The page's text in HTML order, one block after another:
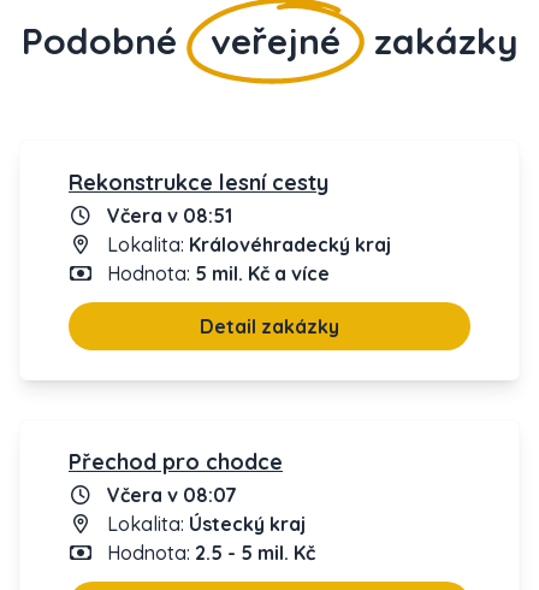
Podobné veřejné zakázky
Rekonstrukce lesní cesty
Včera v 08:51
Lokalita: Královéhradecký kraj
Hodnota: 5 mil. Kč a více
Detail zakázky
Přechod pro chodce
Včera v 08:07
Lokalita: Ústecký kraj
Hodnota: 2.5 - 5 mil. Kč